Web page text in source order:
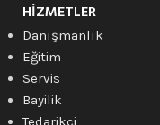
HIZMETLER
Danışmanlık
Eğitim
Servis
Bayilik
Tedarikçi